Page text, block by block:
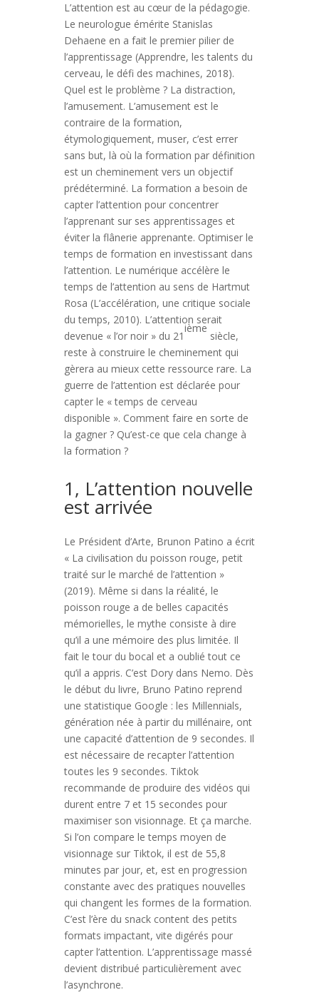
L’attention est au cœur de la pédagogie.
Le neurologue émérite Stanislas
Dehaene en a fait le premier pilier de
l’apprentissage (Apprendre, les talents du
cerveau, le défi des machines, 2018).
Quel est le problème ? La distraction,
l’amusement. L’amusement est le
contraire de la formation,
étymologiquement, muser, c’est errer
sans but, là où la formation par définition
est un cheminement vers un objectif
prédéterminé. La formation a besoin de
capter l’attention pour concentrer
l’apprenant sur ses apprentissages et
éviter la flânerie apprenante. Optimiser le
temps de formation en investissant dans
l’attention. Le numérique accélère le
temps de l’attention au sens de Hartmut
Rosa (L’accélération, une critique sociale
du temps, 2010). L’attention serait
devenue « l’or noir » du 21
ième
siècle,
reste à construire le cheminement qui
gèrera au mieux cette ressource rare. La
guerre de l’attention est déclarée pour
capter le « temps de cerveau
disponible ». Comment faire en sorte de
la gagner ? Qu’est-ce que cela change à
la formation ?
1, L’attention nouvelle
est arrivée
Le Président d’Arte, Brunon Patino a écrit
« La civilisation du poisson rouge, petit
traité sur le marché de l’attention »
(2019). Même si dans la réalité, le
poisson rouge a de belles capacités
mémorielles, le mythe consiste à dire
qu’il a une mémoire des plus limitée. Il
fait le tour du bocal et a oublié tout ce
qu’il a appris. C’est Dory dans Nemo. Dès
le début du livre, Bruno Patino reprend
une statistique Google : les Millennials,
génération née à partir du millénaire, ont
une capacité d’attention de 9 secondes. Il
est nécessaire de recapter l’attention
toutes les 9 secondes. Tiktok
recommande de produire des vidéos qui
durent entre 7 et 15 secondes pour
maximiser son visionnage. Et ça marche.
Si l’on compare le temps moyen de
visionnage sur Tiktok, il est de 55,8
minutes par jour, et, est en progression
constante avec des pratiques nouvelles
qui changent les formes de la formation.
C’est l’ère du snack content des petits
formats impactant, vite digérés pour
capter l’attention. L’apprentissage massé
devient distribué particulièrement avec
l’asynchrone.